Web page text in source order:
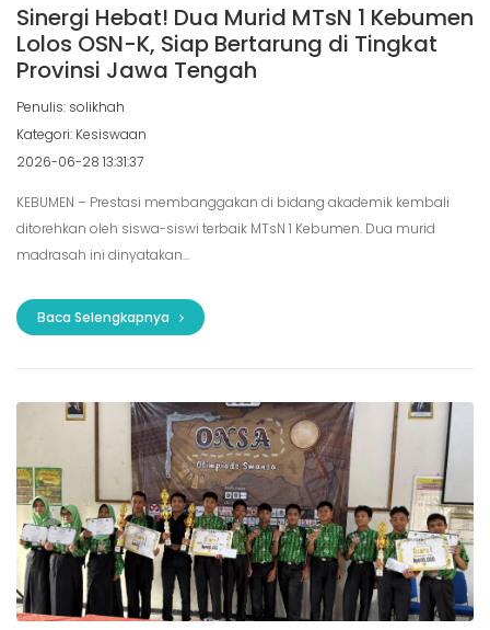
Sinergi Hebat! Dua Murid MTsN 1 Kebumen
Lolos OSN-K, Siap Bertarung di Tingkat
Provinsi Jawa Tengah
Penulis: solikhah
Kategori: Kesiswaan
2026-06-28 13:31:37
KEBUMEN – Prestasi membanggakan di bidang akademik kembali
ditorehkan oleh siswa-siswi terbaik MTsN 1 Kebumen. Dua murid
madrasah ini dinyatakan...
Baca Selengkapnya